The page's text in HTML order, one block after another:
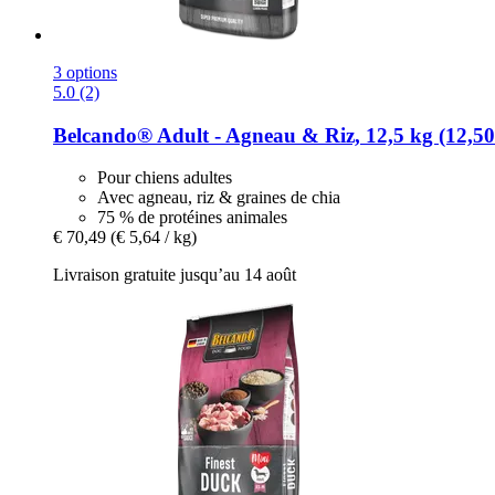
3 options
5.0 (2)
Belcando® Adult -​ Agneau & Riz, 12,5 kg
Pour chiens adultes
Avec agneau, riz & graines de chia
75 % de protéines animales
€ 70,49 (€ 5,64 / kg)
Livraison gratuite jusqu’au 14 août